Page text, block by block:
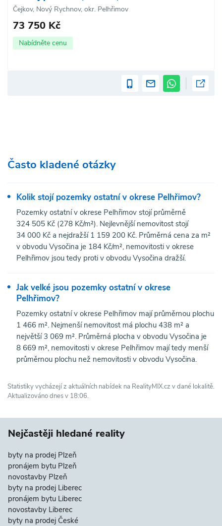
Čejkov, Nový Rychnov, okr. Pelhřimov
73 750 Kč
Nabídněte cenu
Často kladené otázky
Kolik stojí pozemky ostatní v okrese Pelhřimov?
Pozemky ostatní v okrese Pelhřimov stojí průměrně
324 505 Kč (278 Kč/m²). Nejlevnější nemovitost stojí
34 000 Kč a nejdražší 1 159 200 Kč. Průměrná cena za m²
v obvodu Vysočina je 184 Kč/m², nemovitosti v okrese
Pelhřimov jsou tedy proti v obvodu Vysočina dražší.
Jak velké jsou pozemky ostatní v okrese
Pelhřimov?
Pozemky ostatní v okrese Pelhřimov mají průměrnou plochu
1 466 m². Nejmenší nemovitost má plochu 438 m² a
největší 3 069 m². Průměrná plocha v obvodu Vysočina je
8 669 m², nemovitosti v okrese Pelhřimov mají tedy menší
průměrnou plochu než nemovitosti v obvodu Vysočina.
Statistiky vycházejí z aktuálních nabídek na RealityMIX.cz v dané lokalitě.
Aktualizováno dnes v 18:06.
Nejčastěji hledané reality
byty na prodej Plzeň
pronájem bytu Plzeň
novostavby Plzeň
byty na prodej Liberec
pronájem bytu Liberec
novostavby Liberec
byty na prodej České